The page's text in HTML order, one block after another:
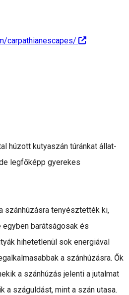
carpathianescapes/
húzott kutyaszán túránkat állat-
legfőképp gyerekes
szánhúzásra tenyésztették ki,
barátságosak és
hihetetlenül sok energiával
a szánhúzásra. Ők
a szánhúzás jelenti a jutalmat
a száguldást, mint a szán utasa.